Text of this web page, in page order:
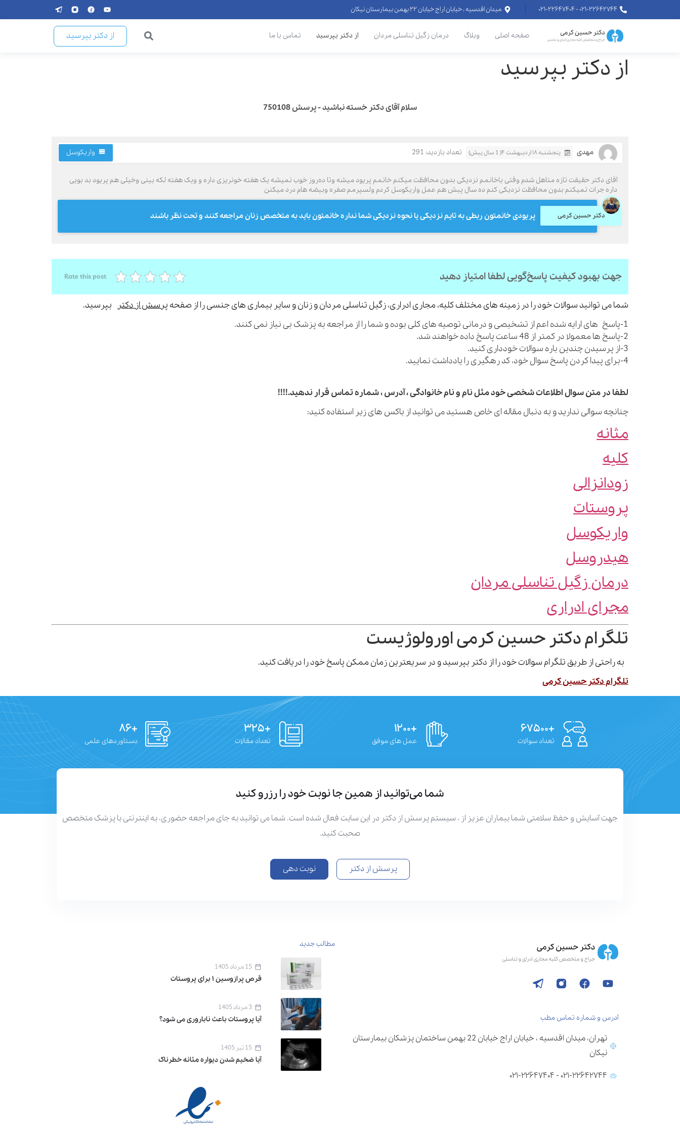
۰۲۱-۲۲۶۴۲۷۴۴ - ۰۲۱-۲۲۶۴۷۴۰۴ میدان اقدسیه ، خیابان اراج خیابان ۲۲ بهمن بیمارستان نیکان
صفحه اصلی وبلاگ درمان زگیل تناسلی مردان از دکتر بپرسید تماس با ما از دکتر بپرسید
از دکتر بپرسید
سلام آقای دکتر خسته نباشید - پرسش 750108
مهدی پنجشنبه ۱۸ اردیبهشت ۴( 1 سال پیش) تعداد بازدید: 291 واریکوسل
آقای دکتر حقیقت تازه متاهل شدم وقتی باخانمم نزدیکی بدون محافظت میکنم خانمم پریود میشه وتا ده‌روز خوب نمیشه یک هفته خونریزی داره و ویک هفته لکه بینی وخیلی هم پریود بد بویی
داره جرات نمیکنم بدون محافظت نزدیکی کنم ده سال پیش هم عمل واریکوسل کردم ولسپرمم صفره وبیضه هام درد میکنن
دکتر حسین کرمی پریودی خانمتون ربطی به تایم نزدیکی یا نحوه نزدیکی شما نداره خانمتون باید به متخصص زنان مراجعه کنند و تحت نظر باشند
جهت بهبود کیفیت پاسخ‌گویی لطفا امتیاز دهید Rate this post
شما می توانید سوالات خود را در زمینه های مختلف کلیه، مجاری ادراری، زگیل تناسلی مردان و زنان و سایر بیماری های جنسی را از صفحه پرسش از دکتر بپرسید.
1-پاسخ های ارایه شده اعم از تشخیصی و درمانی توصیه های کلی بوده و شما را از مراجعه به پزشک بی نیاز نمی کنند.
2-پاسخ ها معمولا در کمتر از 48 ساعت پاسخ داده خواهند شد.
3-از پرسیدن چندین باره سوالات خودداری کنید.
4-برای پیدا کردن پاسخ سوال خود، کد رهگیری را یادداشت نمایید.
لطفا در متن سوال اطلاعات شخصی خود مثل نام و نام خانوادگی ، آدرس ، شماره تماس قرار ندهید.!!!!
چنانچه سوالی ندارید و به دنبال مقاله ای خاص هستید می توانید از باکس های زیر استفاده کنید:
مثانه
کلیه
زودانزالی
پروستات
واریکوسل
هیدروسل
درمان زگیل تناسلی مردان
مجرای ادراری
تلگرام دکتر حسین کرمی اورولوژیست
به راحتی از طریق تلگرام سوالات خود را از دکتر بپرسید و در سریعترین زمان ممکن پاسخ خود را دریافت کنید.
تلگرام دکتر حسین کرمی
+۶۷۵۰۰
تعداد سوالات
+۱۲۰۰
عمل های موفق
+۳۲۵
تعداد مقالات
+۸۶
دستاوردهای علمی
شما می‌توانید از همین جا نوبت خود را رزرو کنید
جهت آسایش و حفظ سلامتی شما بیماران عزیز از ، سیستم پرسش از دکتر در این سایت فعال شده است. شما می توانید به جای مراجعه حضوری، به اینترنتی با پزشک متخصص
صحبت کنید.
پرسش از دکتر نوبت دهی
آدرس و شماره تماس مطب
تهران، میدان اقدسیه ، خیابان اراج خیابان 22 بهمن ساختمان پزشکان بیمارستان
نیکان
۰۲۱-۲۲۶۴۲۷۴۴ - ۰۲۱-۲۲۶۴۷۴۰۴
مطالب جدید
15 مرداد 1405
قرص پرازوسین ۱ برای پروستات
3 مرداد 1405
آیا پروستات باعث ناباروری می‌ شود؟
15 تیر 1405
آیا ضخیم شدن دیواره مثانه خطرناک